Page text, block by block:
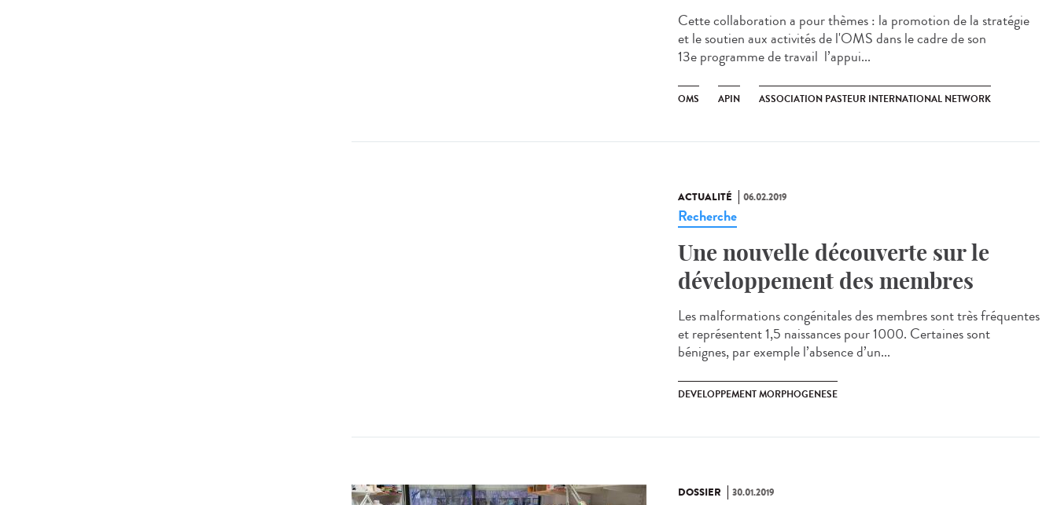
Cette collaboration a pour thèmes : la promotion de la stratégie
et le soutien aux activités de l'OMS dans le cadre de son
13e programme de travail l’appui...
OMS APIN ASSOCIATION PASTEUR INTERNATIONAL NETWORK
ACTUALITÉ 06.02.2019
Recherche
Une nouvelle découverte sur le
développement des membres
Les malformations congénitales des membres sont très fréquentes
et représentent 1,5 naissances pour 1000. Certaines sont
bénignes, par exemple l’absence d’un...
DEVELOPPEMENT MORPHOGENESE
DOSSIER 30.01.2019